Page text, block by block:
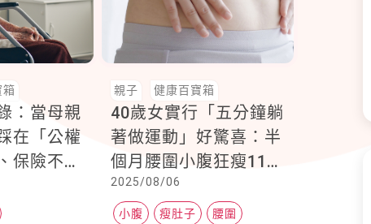
箱
：當母親
在「公權
保險不能
上跳華爾
食物堆裡
親子 健康百寶箱
40歲女實行「五分鐘躺
著做運動」好驚喜：半
個月腰圍小腹狂瘦11公
分
2025/08/06
小腹 瘦肚子 腰圍